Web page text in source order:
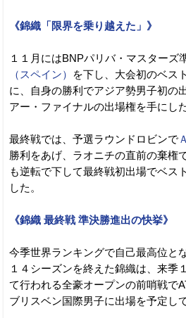
《錦織「限界を乗り越えた」》
１１月にはBNPパリバ・マスターズ
（スペイン）
を下し、大会初のベス
に、自身の勝利でアジア勢男子初の
アー・ファイナルの出場権を手にした
最終戦では、予選ラウンドロビンで
勝利をあげ、ラオニチの直前の棄権
も逆転で下して最終戦初出場でベス
した。
《錦織 最終戦 準決勝進出の快挙》
今季世界ランキングで自己最高位と
１４シーズンを終えた錦織は、来季
て行われる全豪オープンの前哨戦で
ブリスベン国際男子に出場を予定し